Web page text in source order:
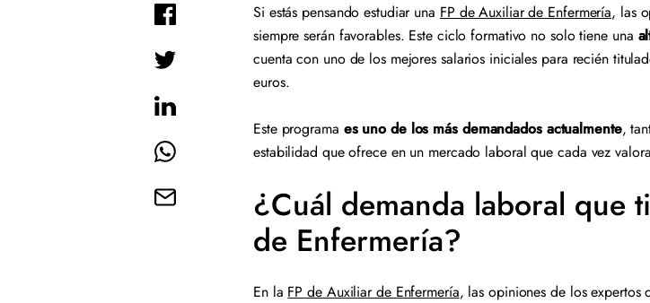
Si estás pensando estudiar una FP de Auxiliar de Enfermería, las
siempre serán favorables. Este ciclo formativo no solo tiene una
cuenta con uno de los mejores salarios iniciales para recién
euros.
Este programa es uno de los más demandados actualmente,
estabilidad que ofrece en un mercado laboral que cada vez
¿Cuál demanda laboral que
de Enfermería?
En la FP de Auxiliar de Enfermería, las opiniones de los expertos